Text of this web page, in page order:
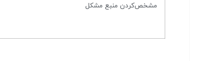
مشخص‌کردن منبع مشکل